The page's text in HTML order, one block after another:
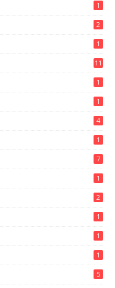
1
2
1
11
1
1
4
1
7
1
2
1
1
1
5